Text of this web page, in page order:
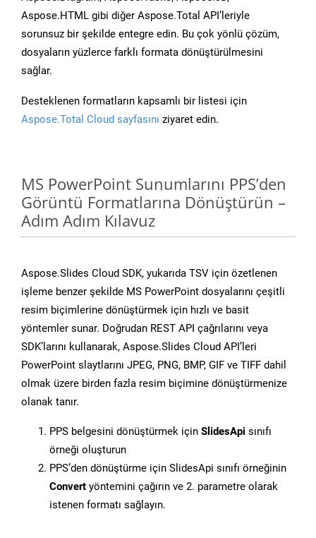
Aspose.HTML gibi diğer Aspose.Total API’leriyle
sorunsuz bir şekilde entegre edin. Bu çok yönlü çözüm,
dosyaların yüzlerce farklı formata dönüştürülmesini
sağlar.
Desteklenen formatların kapsamlı bir listesi için
Aspose.Total Cloud sayfasını ziyaret edin.
MS PowerPoint Sunumlarını PPS’den
Görüntü Formatlarına Dönüştürün –
Adım Adım Kılavuz
Aspose.Slides Cloud SDK, yukarıda TSV için özetlenen
işleme benzer şekilde MS PowerPoint dosyalarını çeşitli
resim biçimlerine dönüştürmek için hızlı ve basit
yöntemler sunar. Doğrudan REST API çağrılarını veya
SDK’larını kullanarak, Aspose.Slides Cloud API’leri
PowerPoint slaytlarını JPEG, PNG, BMP, GIF ve TIFF dahil
olmak üzere birden fazla resim biçimine dönüştürmenize
olanak tanır.
PPS belgesini dönüştürmek için SlidesApi sınıfı
örneği oluşturun
PPS’den dönüştürme için SlidesApi sınıfı örneğinin
Convert yöntemini çağırın ve 2. parametre olarak
istenen formatı sağlayın.